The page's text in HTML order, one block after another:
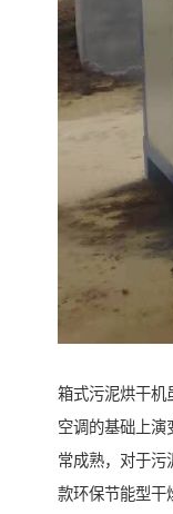
箱式污泥烘干机
空调的基础上演
常成熟，对于污
款环保节能型干